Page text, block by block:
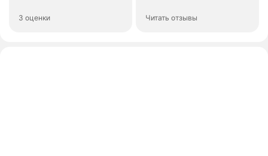
3 оценки Читать отзывы